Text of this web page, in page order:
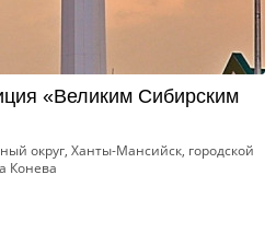
«Великим Сибирским
округ, Ханты-Мансийск, городской
Конева